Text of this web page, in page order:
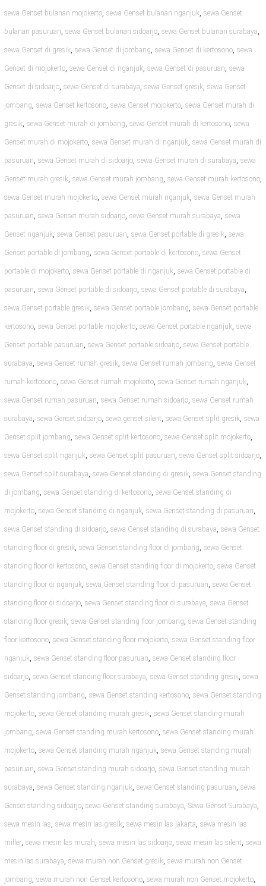
sewa Genset bulanan mojokerto, sewa Genset bulanan nganjuk, sewa Genset
bulanan pasuruan, sewa Genset bulanan sidoarjo, sewa Genset bulanan surabaya,
sewa Genset di gresik, sewa Genset di jombang, sewa Genset di kertosono, sewa
Genset di mojokerto, sewa Genset di nganjuk, sewa Genset di pasuruan, sewa
Genset di sidoarjo, sewa Genset di surabaya, sewa Genset gresik, sewa Genset
jombang, sewa Genset kertosono, sewa Genset mojokerto, sewa Genset murah di
gresik, sewa Genset murah di jombang, sewa Genset murah di kertosono, sewa
Genset murah di mojokerto, sewa Genset murah di nganjuk, sewa Genset murah di
pasuruan, sewa Genset murah di sidoarjo, sewa Genset murah di surabaya, sewa
Genset murah gresik, sewa Genset murah jombang, sewa Genset murah kertosono,
sewa Genset murah mojokerto, sewa Genset murah nganjuk, sewa Genset murah
pasuruan, sewa Genset murah sidoarjo, sewa Genset murah surabaya, sewa
Genset nganjuk, sewa Genset pasuruan, sewa Genset portable di gresik, sewa
Genset portable di jombang, sewa Genset portable di kertosono, sewa Genset
portable di mojokerto, sewa Genset portable di nganjuk, sewa Genset portable di
pasuruan, sewa Genset portable di sidoarjo, sewa Genset portable di surabaya,
sewa Genset portable gresik, sewa Genset portable jombang, sewa Genset portable
kertosono, sewa Genset portable mojokerto, sewa Genset portable nganjuk, sewa
Genset portable pasuruan, sewa Genset portable sidoarjo, sewa Genset portable
surabaya, sewa Genset rumah gresik, sewa Genset rumah jombang, sewa Genset
rumah kertosono, sewa Genset rumah mojokerto, sewa Genset rumah nganjuk,
sewa Genset rumah pasuruan, sewa Genset rumah sidoarjo, sewa Genset rumah
surabaya, sewa Genset sidoarjo, sewa genset silent, sewa Genset split gresik, sewa
Genset split jombang, sewa Genset split kertosono, sewa Genset split mojokerto,
sewa Genset split nganjuk, sewa Genset split pasuruan, sewa Genset split sidoarjo,
sewa Genset split surabaya, sewa Genset standing di gresik, sewa Genset standing
di jombang, sewa Genset standing di kertosono, sewa Genset standing di
mojokerto, sewa Genset standing di nganjuk, sewa Genset standing di pasuruan,
sewa Genset standing di sidoarjo, sewa Genset standing di surabaya, sewa Genset
standing floor di gresik, sewa Genset standing floor di jombang, sewa Genset
standing floor di kertosono, sewa Genset standing floor di mojokerto, sewa Genset
standing floor di nganjuk, sewa Genset standing floor di pasuruan, sewa Genset
standing floor di sidoarjo, sewa Genset standing floor di surabaya, sewa Genset
standing floor gresik, sewa Genset standing floor jombang, sewa Genset standing
floor kertosono, sewa Genset standing floor mojokerto, sewa Genset standing floor
nganjuk, sewa Genset standing floor pasuruan, sewa Genset standing floor
sidoarjo, sewa Genset standing floor surabaya, sewa Genset standing gresik, sewa
Genset standing jombang, sewa Genset standing kertosono, sewa Genset standing
mojokerto, sewa Genset standing murah gresik, sewa Genset standing murah
jombang, sewa Genset standing murah kertosono, sewa Genset standing murah
mojokerto, sewa Genset standing murah nganjuk, sewa Genset standing murah
pasuruan, sewa Genset standing murah sidoarjo, sewa Genset standing murah
surabaya, sewa Genset standing nganjuk, sewa Genset standing pasuruan, sewa
Genset standing sidoarjo, sewa Genset standing surabaya, Sewa Genset Surabaya,
sewa mesin las, sewa mesin las gresik, sewa mesin las jakarta, sewa mesin las
miller, sewa mesin las murah, sewa mesin las sidoarjo, sewa mesin las silent, sewa
mesin las surabaya, sewa murah non Genset gresik, sewa murah non Genset
jombang, sewa murah non Genset kertosono, sewa murah non Genset mojokerto,